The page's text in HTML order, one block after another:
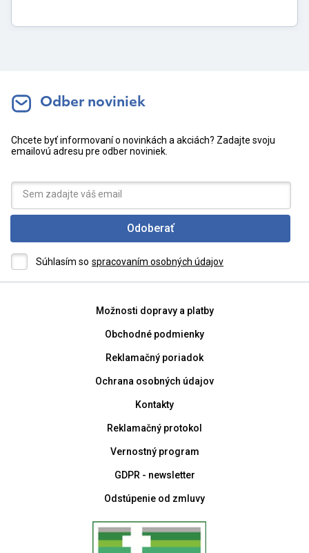
Odber noviniek
Chcete byť informovaní o novinkách a akciách? Zadajte svoju
emailovú adresu pre odber noviniek.
Odoberať
Súhlasím so spracovaním osobných údajov
Možnosti dopravy a platby
Obchodné podmienky
Reklamačný poriadok
Ochrana osobných údajov
Kontakty
Reklamačný protokol
Vernostný program
GDPR - newsletter
Odstúpenie od zmluvy